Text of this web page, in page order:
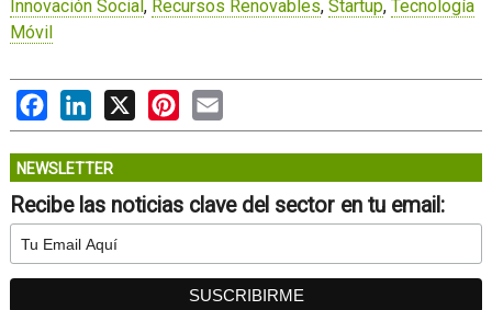
Innovación Social, Recursos Renovables, Startup, Tecnología
Móvil
FacebookLinkedIn
X PinterestEmail
NEWSLETTER
Recibe las noticias clave del sector en tu email: